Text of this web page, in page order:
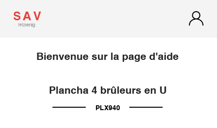
Bienvenue sur la page d'aide
Plancha 4 brûleurs en U
PLX940